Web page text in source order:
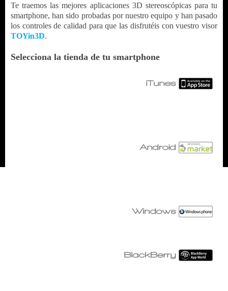
Te traemos las mejores aplicaciones 3D stereoscópicas para tu
smartphone, han sido probadas por nuestro equipo y han pasado
los controles de calidad para que las disfrutéis con vuestro visor
TOYin3D.
Selecciona la tienda de tu smartphone